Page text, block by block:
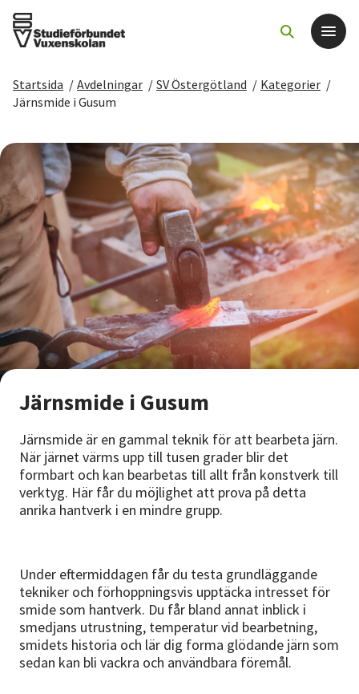
Det här gör vi
För dig som
Sök kurser och evenemang
Om SV
Starta studiecirkel
Cirkelledare
Nyheter
Avdelningar
Lyssna
Startsida / Avdelningar / SV Östergötland / Kategorier /
Järnsmide i Gusum
Järnsmide i Gusum
Järnsmide är en gammal teknik för att bearbeta järn.
När järnet värms upp till tusen grader blir det
formbart och kan bearbetas till allt från konstverk till
verktyg. Här får du möjlighet att prova på detta
anrika hantverk i en mindre grupp.
Under eftermiddagen får du testa grundläggande
tekniker och förhoppningsvis upptäcka intresset för
smide som hantverk. Du får bland annat inblick i
smedjans utrustning, temperatur vid bearbetning,
smidets historia och lär dig forma glödande järn som
sedan kan bli vackra och användbara föremål.